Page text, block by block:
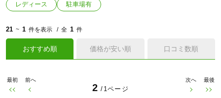
レディース
駐車場有
21 ~ 1 件を表示 全 1 件
おすすめ順 価格が安い順 口コミ数順
最初 前へ
2 /1ページ
次へ 最後